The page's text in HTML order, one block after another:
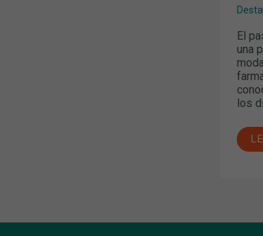
El
una
los